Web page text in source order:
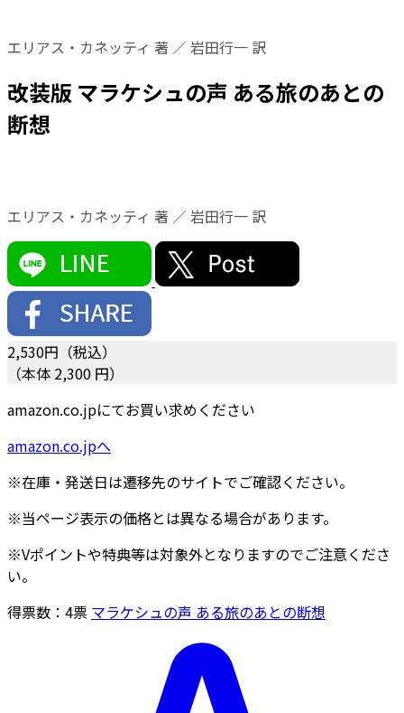
エリアス・カネッティ 著 ／ 岩田行一 訳
改装版 マラケシュの声 ある旅のあとの
断想
エリアス・カネッティ 著 ／ 岩田行一 訳
2,530円（税込）
（本体 2,300 円）
amazon.co.jpにてお買い求めください
amazon.co.jpへ
※在庫・発送日は遷移先のサイトでご確認ください。
※当ページ表示の価格とは異なる場合があります。
※Vポイントや特典等は対象外となりますのでご注意くださ
い。
得票数： 4票 マラケシュの声 ある旅のあとの断想